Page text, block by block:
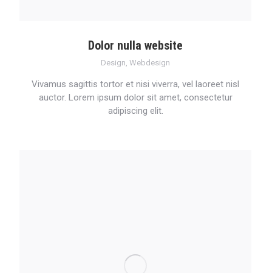
Dolor nulla website
Design ,Webdesign
Vivamus sagittis tortor et nisi viverra, vel laoreet nisl
auctor. Lorem ipsum dolor sit amet, consectetur
adipiscing elit.